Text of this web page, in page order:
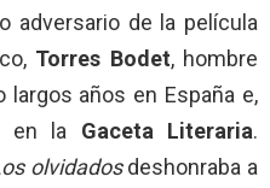
adversario de la película
Torres Bodet, hombre
largos años en España e,
en la Gaceta Literaria.
olvidadosdeshonraba a